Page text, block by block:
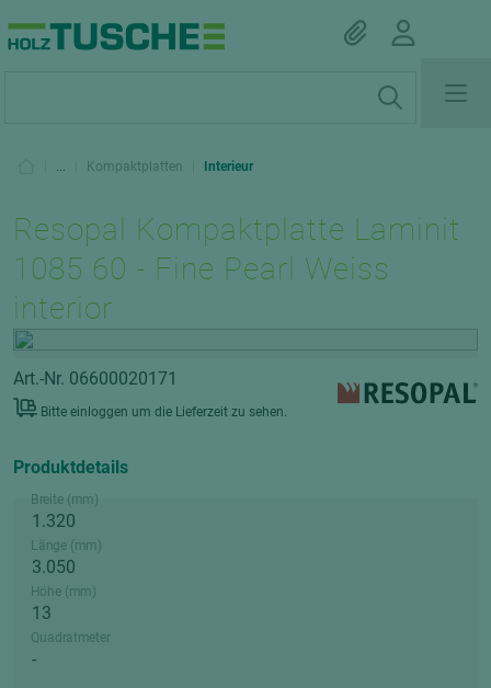
... Kompaktplatten Interieur
Resopal Kompaktplatte Laminit
1085 60 - Fine Pearl Weiss
interior
Art.-Nr. 06600020171
Bitte einloggen um die Lieferzeit zu sehen.
Produktdetails
Breite (mm)
Länge (mm)
Höhe (mm)
Quadratmeter